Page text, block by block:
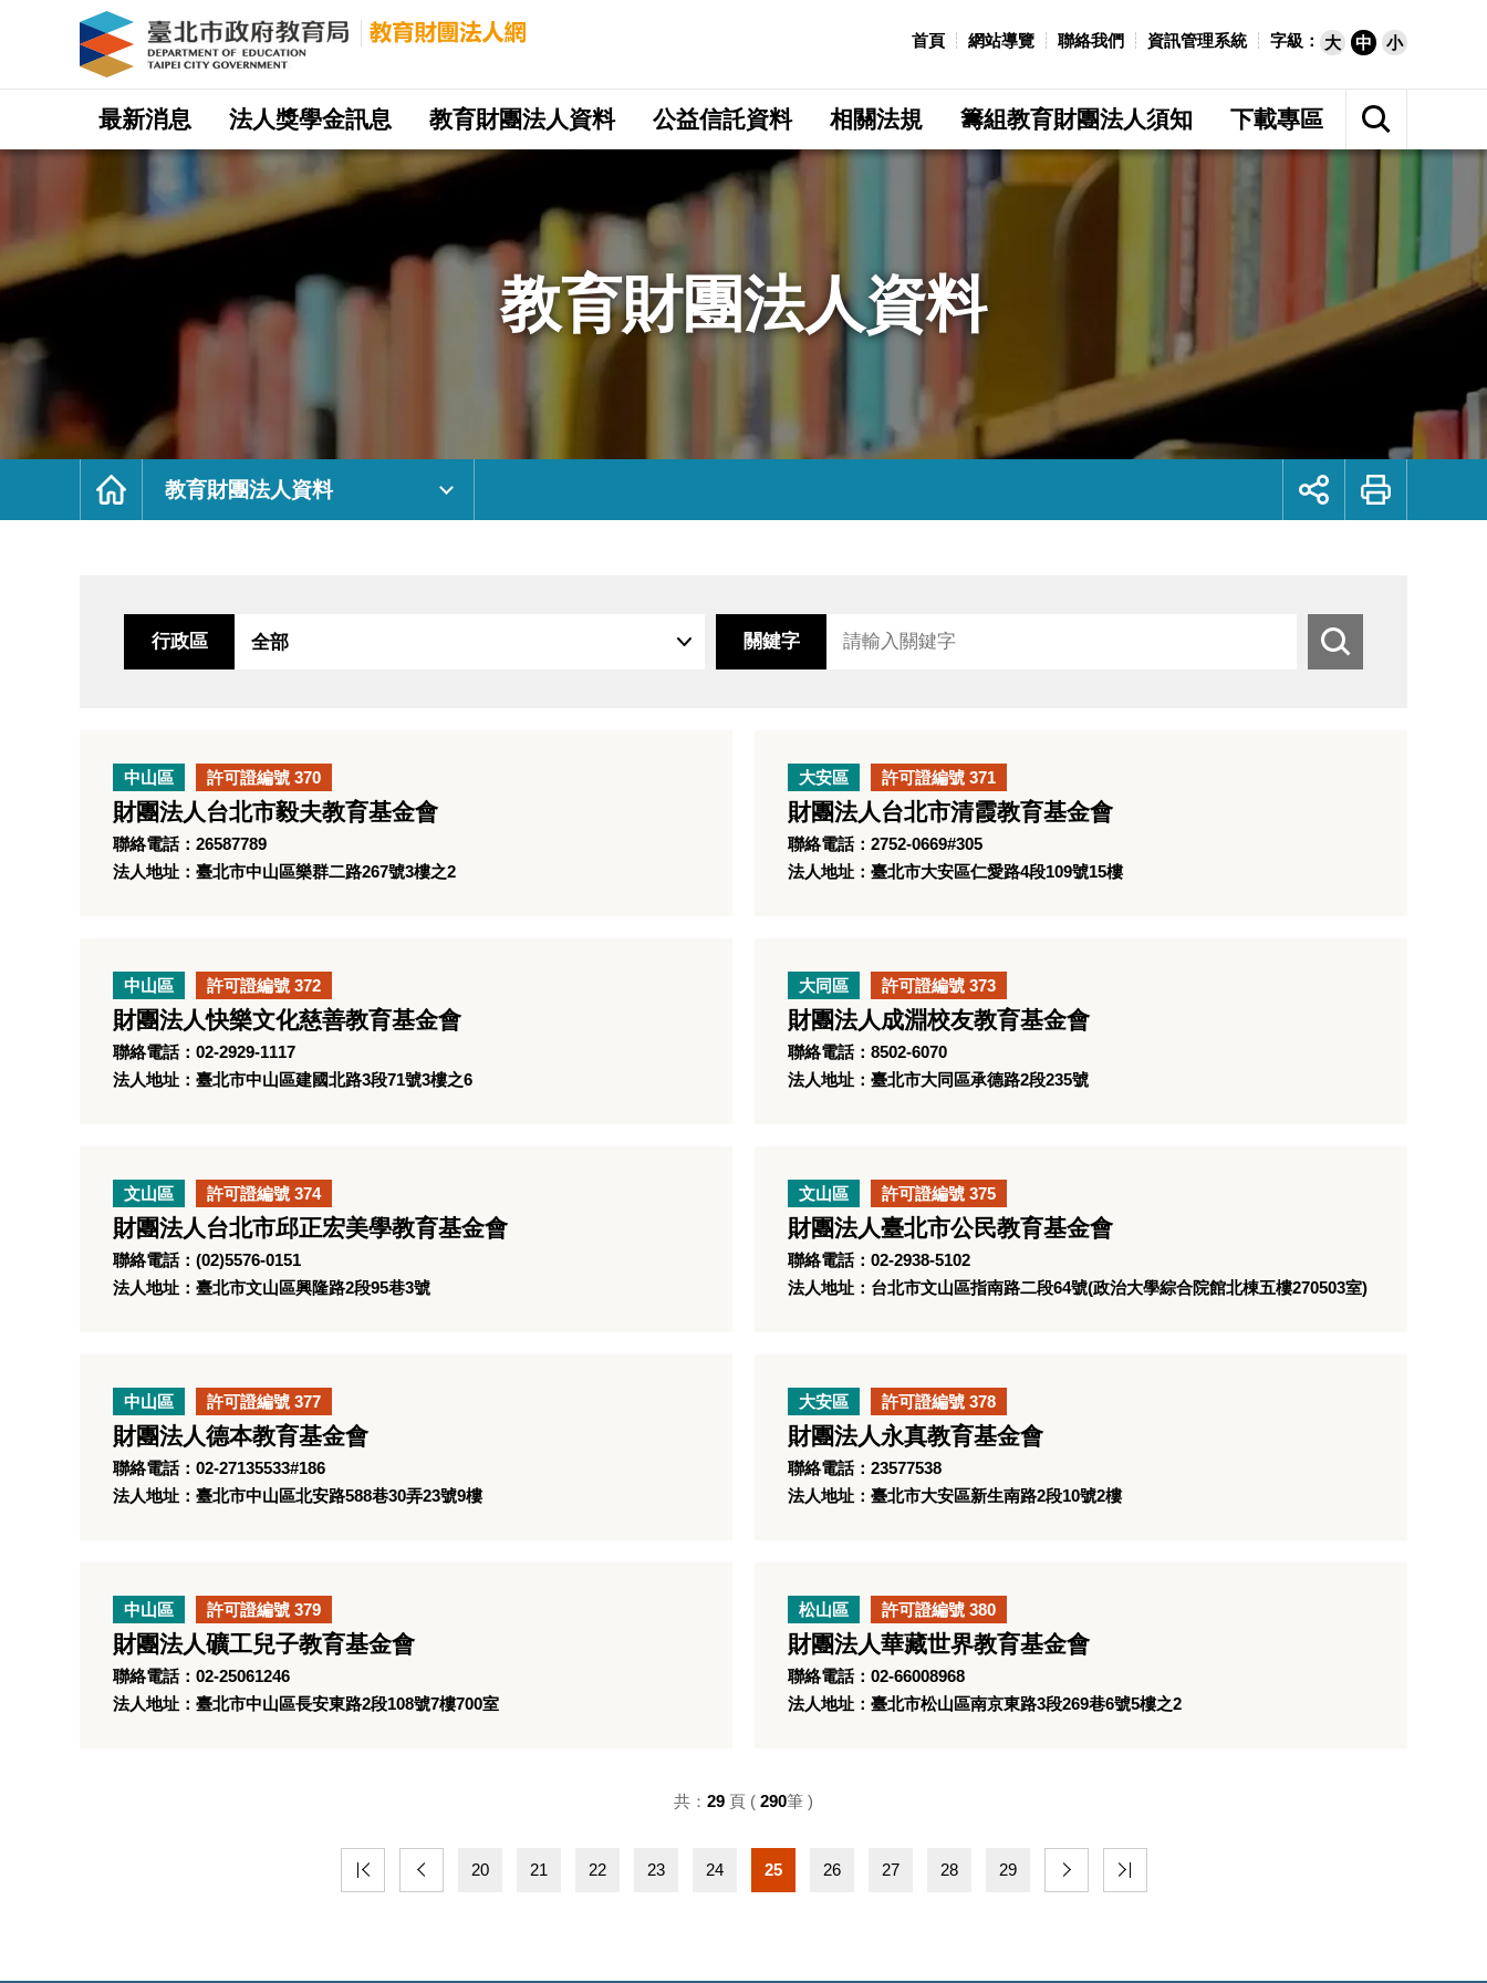
｜
府
首頁 網站導覽 聯絡我們 資訊管理系統 字級： 大 中 小
網
最新消息 法人獎學金訊息 教育財團法人資料 公益信託資料 相關法規 籌組教育財團法人須知 下載專區
展
開
網
站
尋
教育財團法人資料
首
教育財團法人資料
展
鈕
列
行政區 關鍵字
搜
尋
中山區 許可證編號 370
財團法人台北市毅夫教育基金會
聯絡電話：26587789
法人地址：臺北市中山區樂群二路267號3樓之2
大安區 許可證編號 371
財團法人台北市清霞教育基金會
聯絡電話：2752-0669#305
法人地址：臺北市大安區仁愛路4段109號15樓
中山區 許可證編號 372
財團法人快樂文化慈善教育基金會
聯絡電話：02-2929-1117
法人地址：臺北市中山區建國北路3段71號3樓之6
大同區 許可證編號 373
財團法人成淵校友教育基金會
聯絡電話：8502-6070
法人地址：臺北市大同區承德路2段235號
文山區 許可證編號 374
財團法人台北市邱正宏美學教育基金會
聯絡電話：(02)5576-0151
法人地址：臺北市文山區興隆路2段95巷3號
文山區 許可證編號 375
財團法人臺北市公民教育基金會
聯絡電話：02-2938-5102
法人地址：台北市文山區指南路二段64號(政治大學綜合院館北棟五樓270503室)
中山區 許可證編號 377
財團法人德本教育基金會
聯絡電話：02-27135533#186
法人地址：臺北市中山區北安路588巷30弄23號9樓
大安區 許可證編號 378
財團法人永真教育基金會
聯絡電話：23577538
法人地址：臺北市大安區新生南路2段10號2樓
中山區 許可證編號 379
財團法人礦工兒子教育基金會
聯絡電話：02-25061246
法人地址：臺北市中山區長安東路2段108號7樓700室
松山區 許可證編號 380
財團法人華藏世界教育基金會
聯絡電話：02-66008968
法人地址：臺北市松山區南京東路3段269巷6號5樓之2
20 21 22 23 24 25 26 27 28 29
共： 29 頁 ( 290筆 )